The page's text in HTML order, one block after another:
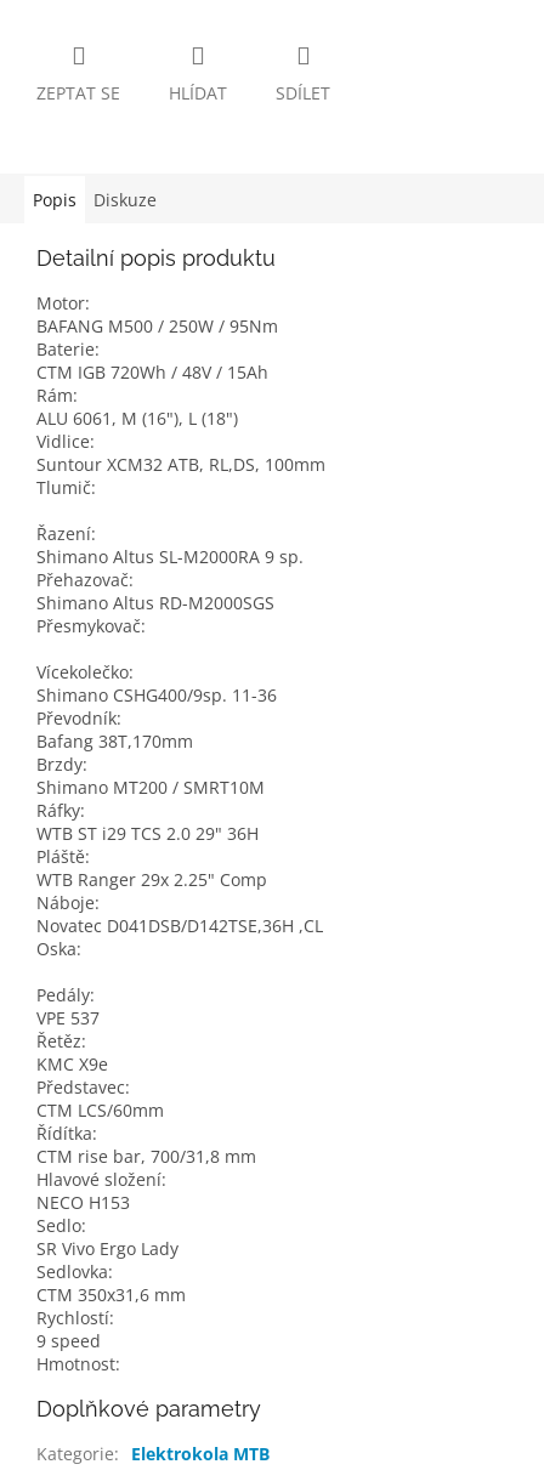
ZEPTAT SE HLÍDAT SDÍLET
Popis Diskuze
Detailní popis produktu
Motor:
BAFANG M500 / 250W / 95Nm
Baterie:
CTM IGB 720Wh / 48V / 15Ah
Rám:
ALU 6061, M (16"), L (18")
Vidlice:
Suntour XCM32 ATB, RL,DS, 100mm
Tlumič:
Řazení:
Shimano Altus SL-M2000RA 9 sp.
Přehazovač:
Shimano Altus RD-M2000SGS
Přesmykovač:
Vícekolečko:
Shimano CSHG400/9sp. 11-36
Převodník:
Bafang 38T,170mm
Brzdy:
Shimano MT200 / SMRT10M
Ráfky:
WTB ST i29 TCS 2.0 29" 36H
Pláště:
WTB Ranger 29x 2.25" Comp
Náboje:
Novatec D041DSB/D142TSE,36H ,CL
Oska:
Pedály:
VPE 537
Řetěz:
KMC X9e
Představec:
CTM LCS/60mm
Řídítka:
CTM rise bar, 700/31,8 mm
Hlavové složení:
NECO H153
Sedlo:
SR Vivo Ergo Lady
Sedlovka:
CTM 350x31,6 mm
Rychlostí:
9 speed
Hmotnost:
Doplňkové parametry
Kategorie:
Elektrokola MTB